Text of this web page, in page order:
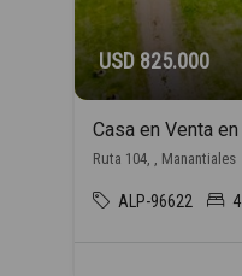
USD 825.000
Ruta 104, , Manantiales
ALP-96622 4